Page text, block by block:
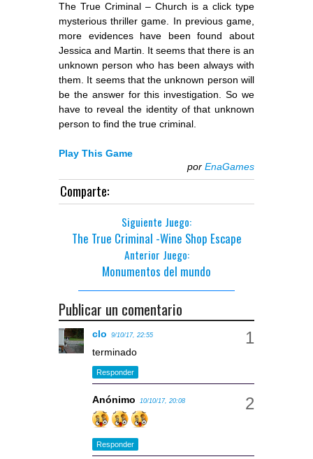
The True Criminal – Church is a click type
mysterious thriller game. In previous game,
more evidences have been found about
Jessica and Martin. It seems that there is an
unknown person who has been always with
them. It seems that the unknown person will
be the answer for this investigation. So we
have to reveal the identity of that unknown
person to find the true criminal.
Play This Game
por EnaGames
Comparte:
Siguiente Juego:
The True Criminal -Wine Shop Escape
Anterior Juego:
Monumentos del mundo
Publicar un comentario
clo 9/10/17, 22:55
terminado
Responder
Anónimo 10/10/17, 20:08
Responder